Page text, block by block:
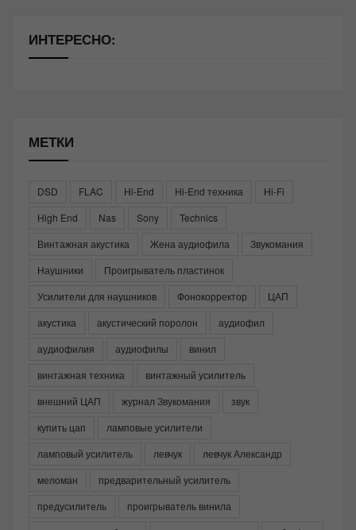
ИНТЕРЕСНО:
МЕТКИ
DSD FLAC Hi-End Hi-End техника
Hi-Fi
High End
Nas Sony
Technics
Винтажная акустика
Жена аудиофила
Звукомания
Наушники
Проигрыватель пластинок
Усилители для наушников
Фонокорректор
ЦАП
акустика
акустический поролон
аудиофил
аудиофилия
аудиофилы
винил
винтажная техника
винтажный усилитель
внешний ЦАП
журнал Звукомания
звук
купить цап
ламповые усилители
ламповый усилитель
левчук
левчук Александр
меломан
предварительный усилитель
предусилитель
проигрыватель винила